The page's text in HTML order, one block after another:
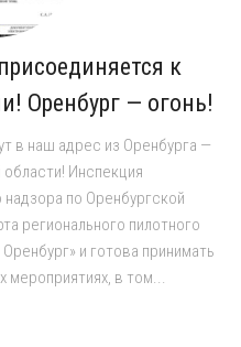
к
Оренбург — огонь!
в наш адрес из Оренбурга —
Инспекция
по Оренбургской
регионального пилотного
и готова принимать
мероприятиях, в том...